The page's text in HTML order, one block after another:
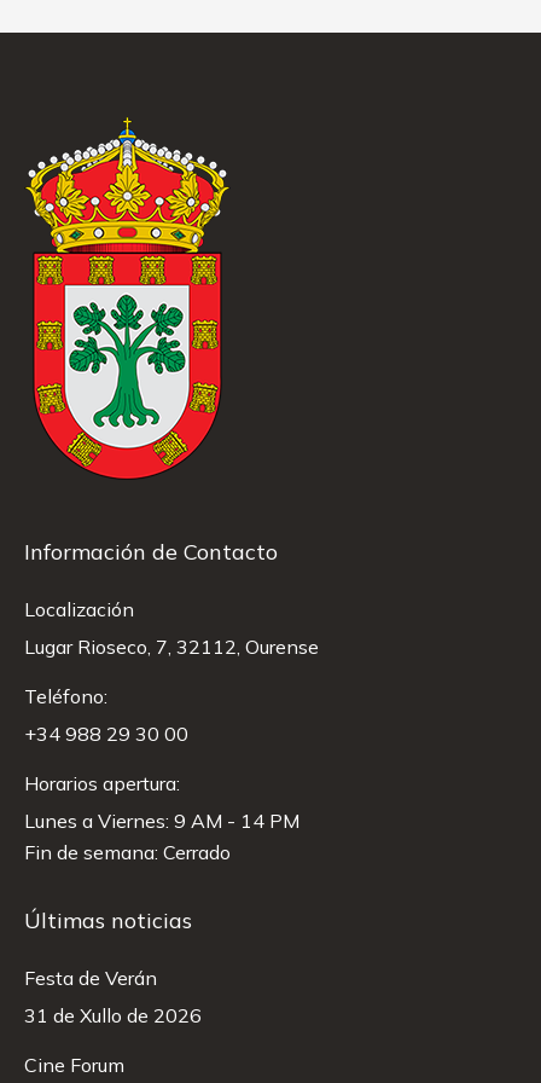
Información de Contacto
Localización
Lugar Rioseco, 7, 32112, Ourense
Teléfono:
+34 988 29 30 00
Horarios apertura:
Lunes a Viernes: 9 AM - 14 PM
Fin de semana: Cerrado
Últimas noticias
Festa de Verán
31 de Xullo de 2026
Cine Forum